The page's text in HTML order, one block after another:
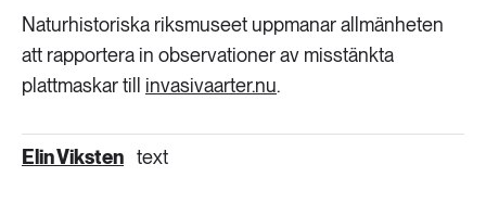
Naturhistoriska riksmuseet uppmanar allmänheten
att rapportera in observationer av misstänkta
plattmaskar till invasivaarter.nu.
Elin Viksten text